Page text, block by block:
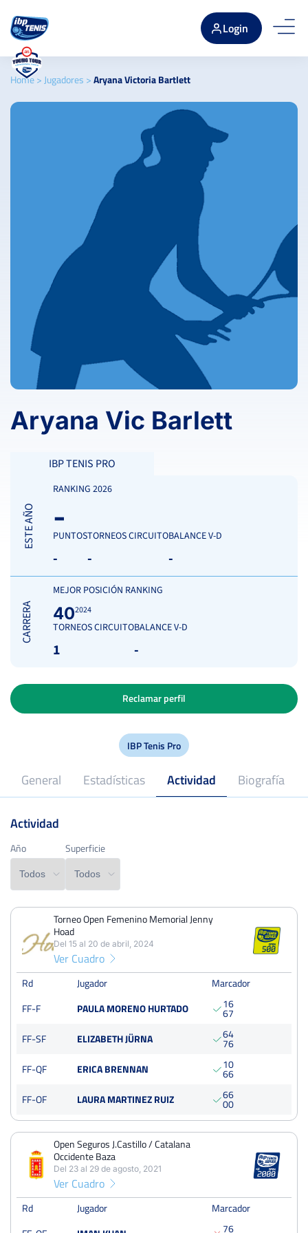
Login
Home> Jugadores >Aryana Victoria Bartlett
Aryana Vic Barlett
IBP TENIS PRO
ESTE AÑO
RANKING 2026
-
PUNTOS
-
TORNEOS CIRCUITO
-
BALANCE V-D
-
CARRERA
MEJOR POSICIÓN RANKING
402024
TORNEOS CIRCUITO
1
BALANCE V-D
-
IBP Tenis Pro
General Estadísticas Actividad Biografía
Reclamar perfil
Profesional desde
Año Superficie
PERDIDOSPARTIDOSGANADOS
2 7
PERDIDOS SETS
2 10
PERDIDOS JUEGOS GANADOS
68
Torneo Open Femenino Memorial Jenny Hoad
Del 15 al 20 de abril, 2024
Final
500 Puntos
Open Seguros J.Castillo / Catalana Occidente Baza
Del 23 al 29 de agosto, 2021
Octavos
Actividad
Año Superficie
Torneo Open Femenino Memorial Jenny
Hoad
Del 15 al 20 de abril, 2024
Ver Cuadro
Rd Jugador
Marcador
FF-F
PAULA MORENO HURTADO 1
6
6
7
FF-SF
ELIZABETH JÜRNA 6
7
4
6
FF-QF
ERICA BRENNAN 1
6
0
6
FF-OF
LAURA MARTINEZ RUIZ 6
0
6
0
Open Seguros J.Castillo / Catalana
Occidente Baza
Del 23 al 29 de agosto, 2021
Ver Cuadro
Rd Jugador
Marcador
76